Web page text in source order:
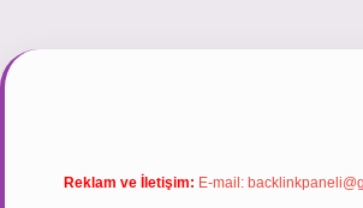
tulipbett.net/
Reklam ve İletişim: E-mail: